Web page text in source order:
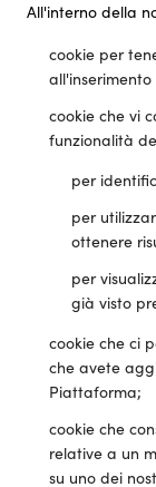
All'interno della
cookie per
cookie che vi
funzionalità
per
per
ottenere
per
già visto
cookie che ci
che avete
Piattaforma;
cookie che
relative a un
su uno dei